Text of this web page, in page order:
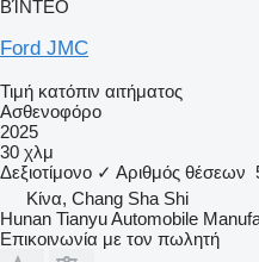
ΒΊΝΤΕΟ
Ford JMC
Τιμή κατόπιν αιτήματος
Ασθενοφόρο
2025
30 χλμ
Δεξιοτίμονο ✓ Αριθμός θέσεων
Κίνα, Chang Sha Shi
Hunan Tianyu Automobile
Επικοινωνία με τον πωλητή